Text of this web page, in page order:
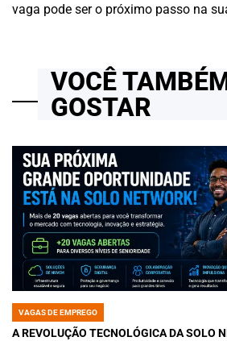
vaga pode ser o próximo passo na
VOCÊ
GOSTAR
POSTED
IN
VAGAS DE EMPREGO
A REVOLUÇÃO TECNOLÓGICA DA SOLO